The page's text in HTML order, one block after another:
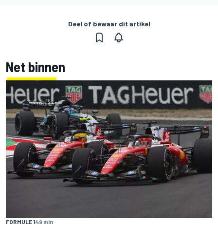
Deel of bewaar dit artikel
Net binnen
FORMULE 149 min